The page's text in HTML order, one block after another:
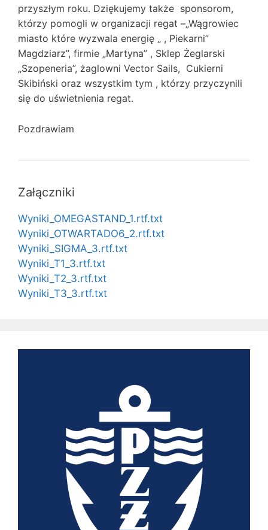
przyszłym roku. Dziękujemy także sponsorom,
którzy pomogli w organizacji regat –„Wągrowiec
miasto które wyzwala energię „ , Piekarni”
Magdziarz”, firmie „Martyna” , Sklep Żeglarski
„Szopeneria”, żaglowni Vector Sails, Cukierni
Skibiński oraz wszystkim tym , którzy przyczynili
się do uświetnienia regat.
Pozdrawiam
Załączniki
Wyniki_OMEGASTAND_1.rtf.txt
Wyniki_OTWARTADO6_2.rtf.txt
Wyniki_SIGMA_3.rtf.txt
Wyniki_T1_3.rtf.txt
Wyniki_T2_3.rtf.txt
Wyniki_T3_3.rtf.txt